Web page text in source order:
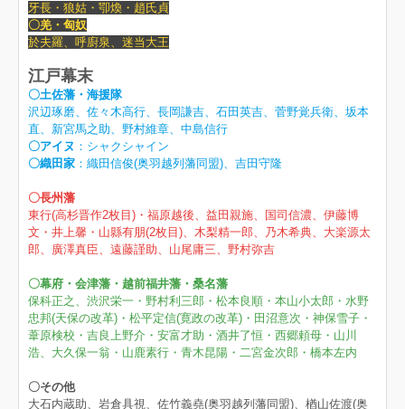
牙長・狼姑・卾煥・趙氏貞
〇羌・匈奴
於夫羅、呼廚泉、迷当大王
江戸幕末
〇土佐藩・海援隊
沢辺琢磨、佐々木高行、長岡謙吉、石田英吉、菅野覚兵衛、坂本
直、新宮馬之助、野村維章、中島信行
〇アイヌ ：シャクシャイン
〇織田家 ：織田信俊(奥羽越列藩同盟)、吉田守隆
〇長州藩
東行(高杉晋作2枚目)・福原越後、益田親施、国司信濃、伊藤博
文・井上馨・山縣有朋(2枚目)、木梨精一郎、乃木希典、大楽源太
郎、廣澤真臣、遠藤謹助、山尾庸三、野村弥吉
〇幕府・会津藩・越前福井藩・桑名藩
保科正之、渋沢栄一・野村利三郎・松本良順・本山小太郎・水野
忠邦(天保の改革)・松平定信(寛政の改革)・田沼意次・神保雪子・
葦原検校・吉良上野介・安富才助・酒井了恒・西郷頼母・山川
浩、大久保一翁・山鹿素行・青木昆陽・二宮金次郎・橋本左内
〇その他
大石内蔵助、 岩倉具視、佐竹義堯(奥羽越列藩同盟)、楢山佐渡(奥